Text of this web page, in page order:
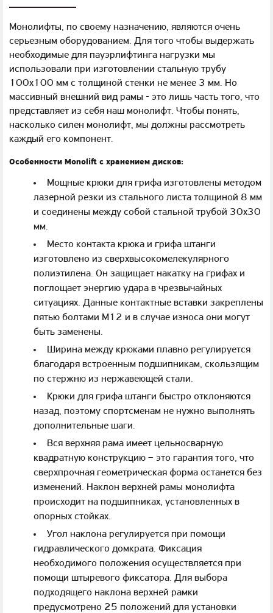
Монолифты, по своему назначению, являются очень
серьезным оборудованием. Для того чтобы выдержать
необходимые для пауэрлифтинга нагрузки мы
использовали при изготовлении стальную трубу
100х100 мм с толщиной стенки не менее 3 мм. Но
массивный внешний вид рамы - это лишь часть того, что
представляет из себя наш монолифт. Чтобы понять,
насколько силен монолифт, мы должны рассмотреть
каждый его компонент.
Особенности Monolift с хранением дисков:
Мощные крюки для грифа изготовлены методом
лазерной резки из стального листа толщиной 8 мм
и соединены между собой стальной трубой 30х30
мм.
Место контакта крюка и грифа штанги
изготовлено из сверхвысокомелекулярного
полиэтилена. Он защищает накатку на грифах и
поглощает энергию удара в чрезвычайных
ситуациях. Данные контактные вставки закреплены
пятью болтами М12 и в случае износа они могут
быть заменены.
Ширина между крюками плавно регулируется
благодаря встроенным подшипникам, скользящим
по стержню из нержавеющей стали.
Крюки для грифа штанги быстро отклоняются
назад, поэтому спортсменам не нужно выполнять
дополнительные шаги.
Вся верхняя рама имеет цельносварную
квадратную конструкцию – это гарантия того, что
сверхпрочная геометрическая форма останется без
изменений. Наклон верхней рамы монолифта
происходит на подшипниках, установленных в
опорных стойках.
Угол наклона регулируется при помощи
гидравлического домкрата. Фиксация
необходимого положения осуществляется при
помощи штыревого фиксатора. Для выбора
подходящего наклона верхней рамки
предусмотрено 25 положений для установки